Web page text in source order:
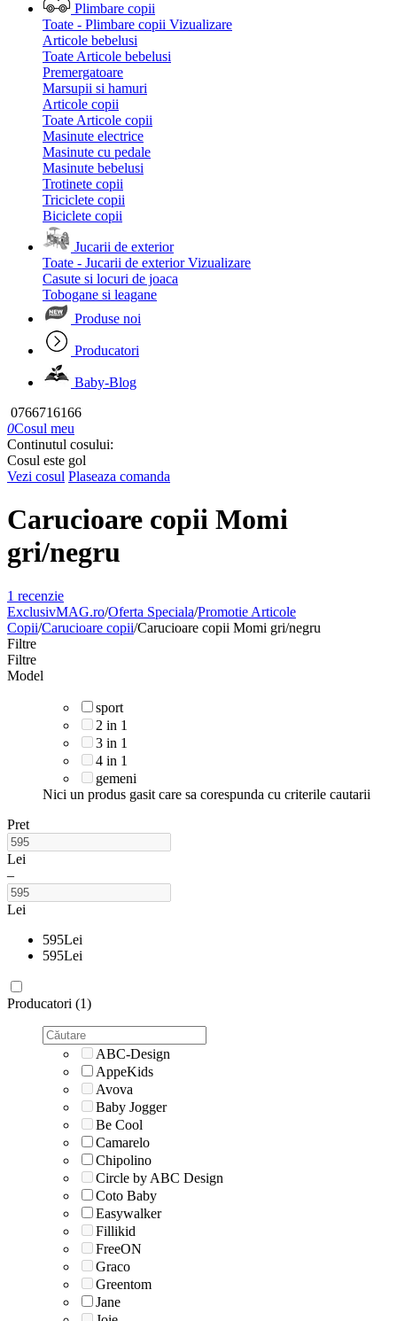
Plimbare copii
Toate - Plimbare copii Vizualizare
Articole bebelusi
Toate Articole bebelusi
Premergatoare
Marsupii si hamuri
Articole copii
Toate Articole copii
Masinute electrice
Masinute cu pedale
Masinute bebelusi
Trotinete copii
Triciclete copii
Biciclete copii
Jucarii de exterior
Toate - Jucarii de exterior Vizualizare
Casute si locuri de joaca
Tobogane si leagane
Produse noi
Producatori
Baby-Blog
0766716166
0Cosul meu
Continutul cosului:
Cosul este gol
Vezi cosul Plaseaza comanda
Carucioare copii Momi
gri/negru
1 recenzie
ExclusivMAG.ro/Oferta Speciala/Promotie Articole
Copii/Carucioare copii/Carucioare copii Momi gri/negru
Filtre
Filtre
Model
sport
2 in 1
3 in 1
4 in 1
gemeni
Nici un produs gasit care sa corespunda cu criterile cautarii
Pret
Lei
–
Lei
595Lei
595Lei
Producatori (1)
ABC-Design
AppeKids
Avova
Baby Jogger
Be Cool
Camarelo
Chipolino
Circle by ABC Design
Coto Baby
Easywalker
Fillikid
FreeON
Graco
Greentom
Jane